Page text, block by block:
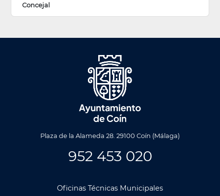
Concejal
Plaza de la Alameda 28. 29100 Coín (Málaga)
952 453 020
Oficinas Técnicas Municipales